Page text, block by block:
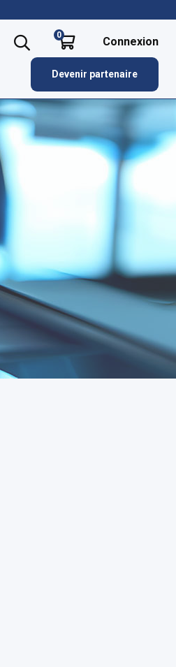
0 Connexion
Devenir partenaire